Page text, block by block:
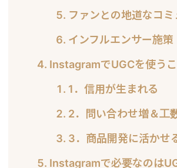
ファンとの地道なコ
インフルエンサー施策
InstagramでUGCを使う
1．信用が生まれる
2．問い合わせ増＆工
3．商品開発に活かせ
Instagramで必要なのは